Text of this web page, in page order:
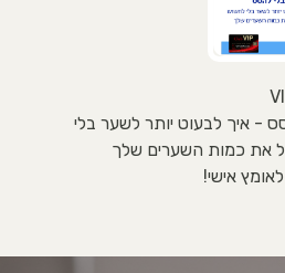
- איך לבעוט יותר לשער בלי
את כמות השערים שלך
אישי!